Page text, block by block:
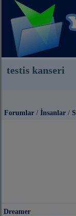
testis kanseri
Forumlar / İnsanlar /
Dreamer